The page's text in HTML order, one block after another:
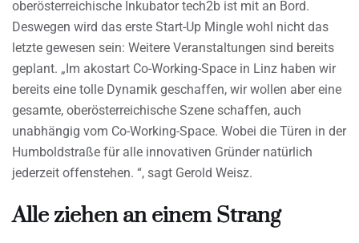
oberösterreichische Inkubator tech2b ist mit an Bord.
Deswegen wird das erste Start-Up Mingle wohl nicht das
letzte gewesen sein: Weitere Veranstaltungen sind bereits
geplant. „Im akostart Co-Working-Space in Linz haben wir
bereits eine tolle Dynamik geschaffen, wir wollen aber eine
gesamte, oberösterreichische Szene schaffen, auch
unabhängig vom Co-Working-Space. Wobei die Türen in der
Humboldstraße für alle innovativen Gründer natürlich
jederzeit offenstehen. “, sagt Gerold Weisz.
Alle ziehen an einem Strang